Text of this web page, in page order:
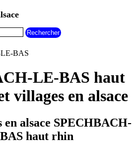
BAS
LE-BAS haut
villages en alsace
en alsace SPECHBACH-
haut rhin